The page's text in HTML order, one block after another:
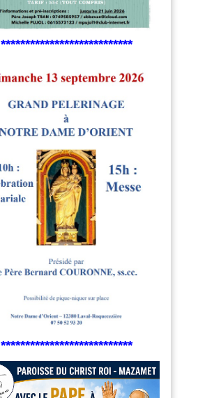
***************************
***************************